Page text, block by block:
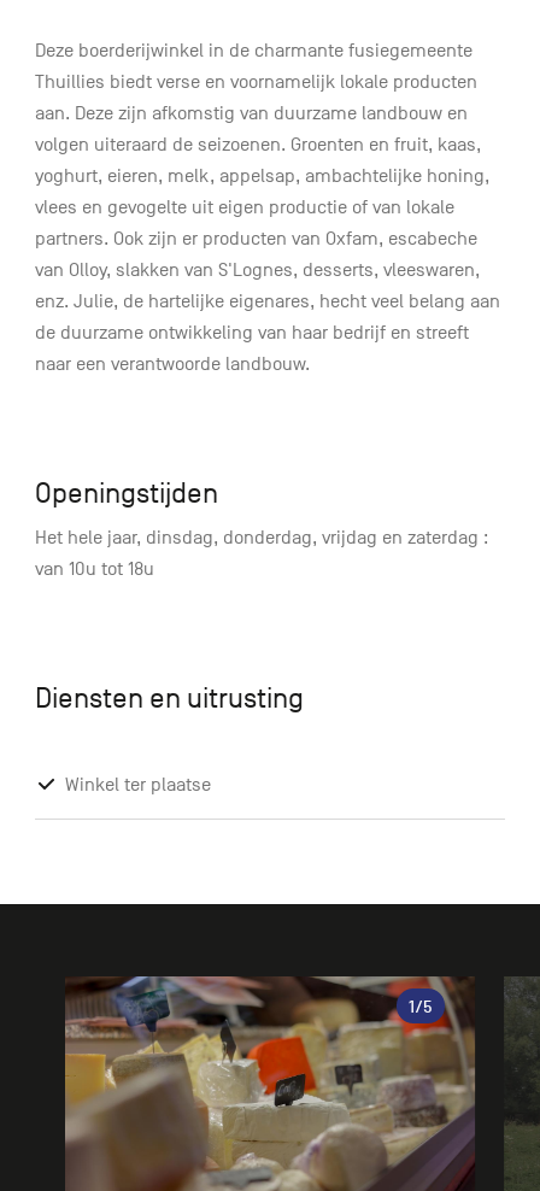
Deze boerderijwinkel in de charmante fusiegemeente
Thuillies biedt verse en voornamelijk lokale producten
aan. Deze zijn afkomstig van duurzame landbouw en
volgen uiteraard de seizoenen. Groenten en fruit, kaas,
yoghurt, eieren, melk, appelsap, ambachtelijke honing,
vlees en gevogelte uit eigen productie of van lokale
partners. Ook zijn er producten van Oxfam, escabeche
van Olloy, slakken van S'Lognes, desserts, vleeswaren,
enz. Julie, de hartelijke eigenares, hecht veel belang aan
de duurzame ontwikkeling van haar bedrijf en streeft
naar een verantwoorde landbouw.
Openingstijden
Het hele jaar, dinsdag, donderdag, vrijdag en zaterdag :
van 10u tot 18u
Diensten en uitrusting
Winkel ter plaatse
Galerie
1/5